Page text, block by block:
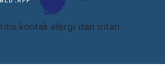
kontak alergi dan iritan